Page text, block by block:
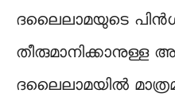
ദലൈലാമയുടെ
തീരുമാനിക്കാനുള്ള
ദലൈലാമയിൽ